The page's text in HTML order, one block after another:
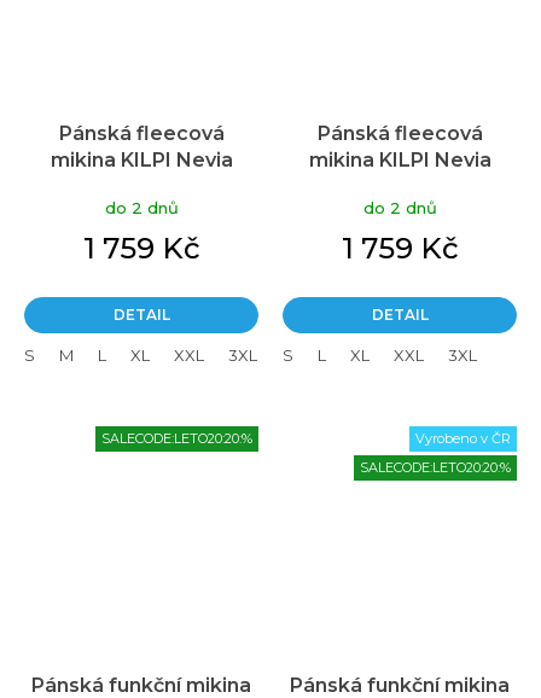
Pánská fleecová
mikina KILPI Nevia
do 2 dnů
1 759 Kč
DETAIL
S M L XL XXL 3XL
Pánská fleecová
mikina KILPI Nevia
do 2 dnů
1 759 Kč
DETAIL
S L XL XXL 3XL
SALECODE:LETO20:20:%
Pánská funkční mikina
Vyrobeno v ČR
SALECODE:LETO20:20:%
Pánská funkční mikina